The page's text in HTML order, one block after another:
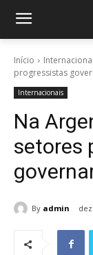
Início
progressistas
Internacionais
Na
setores
By admin